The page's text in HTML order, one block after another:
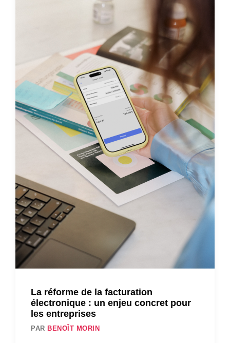
La réforme de la facturation
électronique : un enjeu concret pour
les entreprises
PAR BENOÎT MORIN